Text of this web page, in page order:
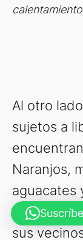
Al otro
sujetos a
Naranjos,
aguacates
sujetos a
sus